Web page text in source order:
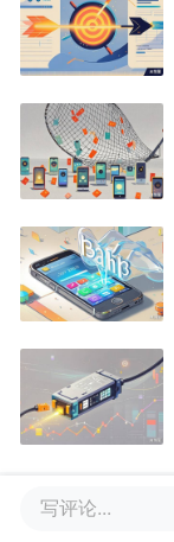
评论区
写评论...